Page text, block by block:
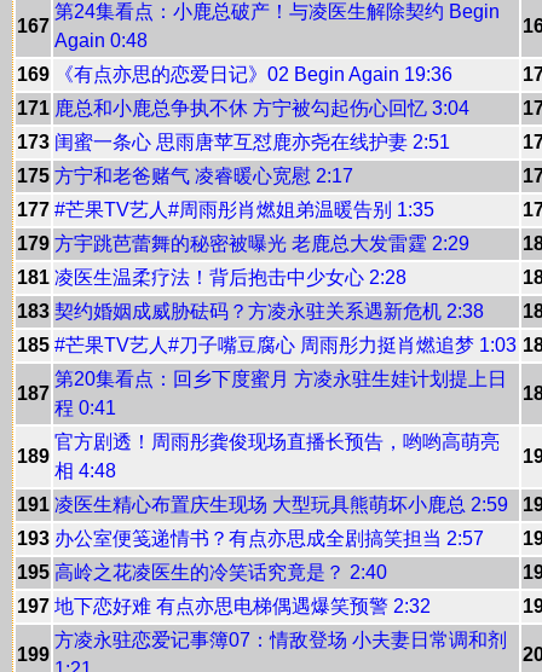
167
第24集看点：小鹿总破产！与凌医生解除契约 Begin
Again 0:48
169 《有点亦思的恋爱日记》02 Begin Again 19:36
171 鹿总和小鹿总争执不休 方宁被勾起伤心回忆 3:04
173 闺蜜一条心 思雨唐苹互怼鹿亦尧在线护妻 2:51
175 方宁和老爸赌气 凌睿暖心宽慰 2:17
177 #芒果TV艺人#周雨彤肖燃姐弟温暖告别 1:35
179 方宇跳芭蕾舞的秘密被曝光 老鹿总大发雷霆 2:29
181 凌医生温柔疗法！背后抱击中少女心 2:28
183 契约婚姻成威胁砝码？方凌永驻关系遇新危机 2:38
185 #芒果TV艺人#刀子嘴豆腐心 周雨彤力挺肖燃追梦 1:03
187
第20集看点：回乡下度蜜月 方凌永驻生娃计划提上日
程 0:41
189
官方剧透！周雨彤龚俊现场直播长预告，哟哟高萌亮
相 4:48
191 凌医生精心布置庆生现场 大型玩具熊萌坏小鹿总 2:59
193 办公室便笺递情书？有点亦思成全剧搞笑担当 2:57
195 高岭之花凌医生的冷笑话究竟是？ 2:40
197 地下恋好难 有点亦思电梯偶遇爆笑预警 2:32
199
方凌永驻恋爱记事簿07：情敌登场 小夫妻日常调和剂